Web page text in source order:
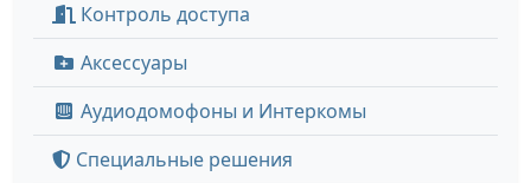
Контроль доступа
Аксессуары
Аудиодомофоны и Интеркомы
Специальные решения